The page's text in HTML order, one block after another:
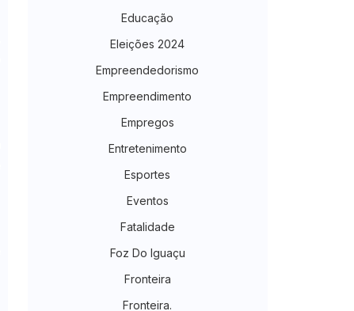
Educação
Eleições 2024
Empreendedorismo
Empreendimento
Empregos
Entretenimento
Esportes
Eventos
Fatalidade
Foz Do Iguaçu
Fronteira
Fronteira.